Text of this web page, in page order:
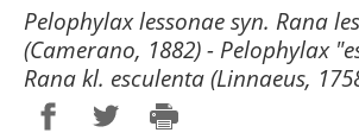
Pelophylax lessonae syn. Rana
(Camerano, 1882) - Pelophylax
Rana kl. esculenta (Linnaeus,